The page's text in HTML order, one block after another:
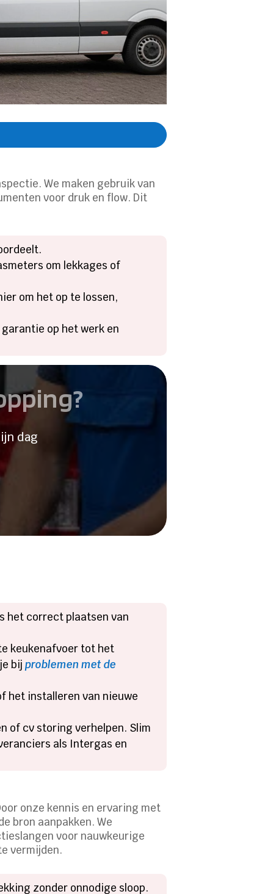
We maken gebruik van
voor druk en flow. Dit
om lekkages of
om het op te lossen,
op het werk en
dag
het correct plaatsen van
keukenafvoer tot het
bijproblemen met de
het installeren van nieuwe
of cv storing verhelpen. Slim
als Intergas en
onze kennis en ervaring met
bron aanpakken. We
voor nauwkeurige
vermijden.
zonder onnodige sloop.